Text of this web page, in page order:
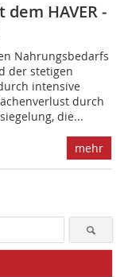
HAVER
Nahrungsbedarfs
der stetigen
intensive
durch
die...
mehr